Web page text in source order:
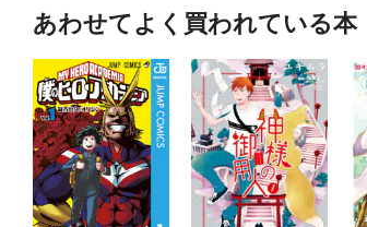
あわせてよく買われている本